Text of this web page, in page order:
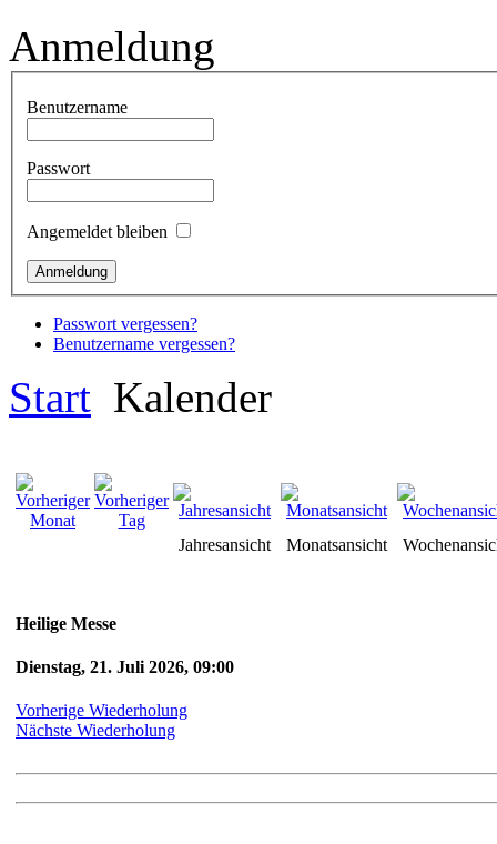
Anmeldung
Benutzername
Passwort
Angemeldet bleiben
Passwort vergessen?
Benutzername vergessen?
Start Kalender
Jahresansicht Monatsansicht
Heilige Messe
Dienstag, 21. Juli 2026, 09:00
Vorherige Wiederholung
Nächste Wiederholung